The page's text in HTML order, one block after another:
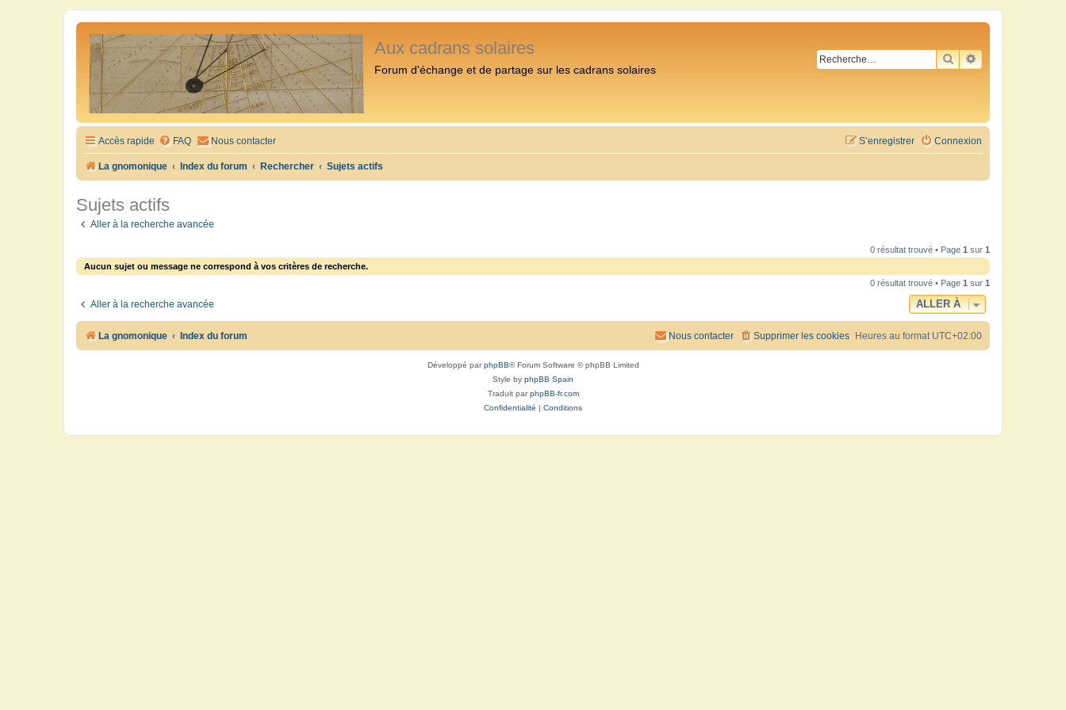
Aux cadrans solaires
Forum d'échange et de partage sur les cadrans solaires
RECHERCHER
RECHERCHE
Accès rapide FAQ Nous contacter Connexion
S’enregistrer
La gnomonique Index du forum Rechercher Sujets actifs
Sujets actifs
Aller à la recherche avancée
0 résultat trouvé • Page 1 sur 1
Aucun sujet ou message ne correspond à vos critères de recherche.
0 résultat trouvé • Page 1 sur 1
Aller à la recherche avancée ALLER À
La gnomonique Index du forum Heures au format UTC+02:00
Supprimer les cookies
Nous contacter
Développé parphpBB® Forum Software © phpBB Limited
Style by phpBB Spain
Traduit parphpBB-fr.com
Confidentialité | Conditions